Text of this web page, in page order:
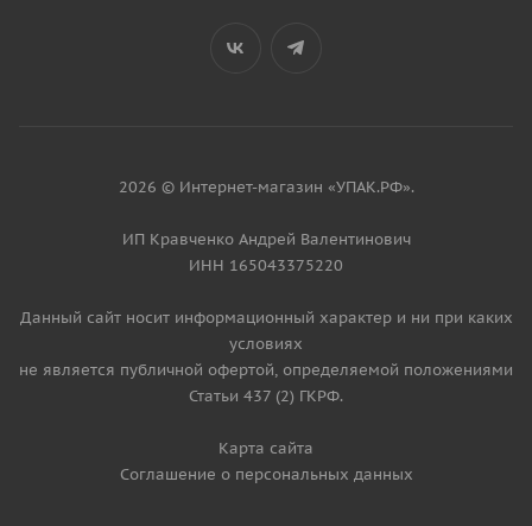
2026 © Интернет-магазин «УПАК.РФ».
ИП Кравченко Андрей Валентинович
ИНН 165043375220
Данный сайт носит информационный характер и ни при каких
условиях
не является публичной офертой, определяемой положениями
Статьи 437 (2) ГКРФ.
Карта сайта
Соглашение о персональных данных